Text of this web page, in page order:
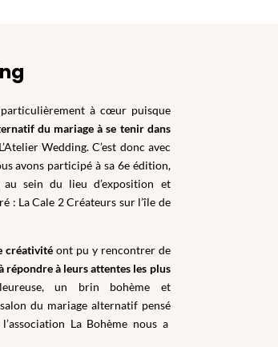
à cœur puisque
du mariage à se tenir dans
Wedding. C’est donc avec
avons participé à sa 6e édition,
sein du lieu d’exposition et
: La Cale 2 Créateurs sur l’île de
créativitéont pu y rencontrer de
répondre à leurs attentes les plus
un brin bohème et
du mariage alternatif pensé
La Bohème nous a